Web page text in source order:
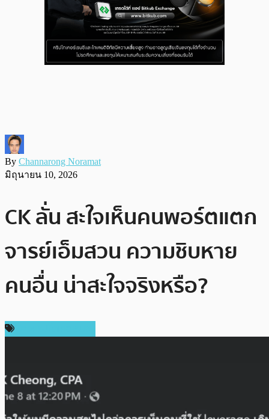
By Channarong Noramat
มิถุนายน 10, 2026
CK ลั่น สะใจเห็นคนพอร์ตแตก
จารย์เอ็มสวน ความชิบหาย
คนอื่น น่าสะใจจริงหรือ?